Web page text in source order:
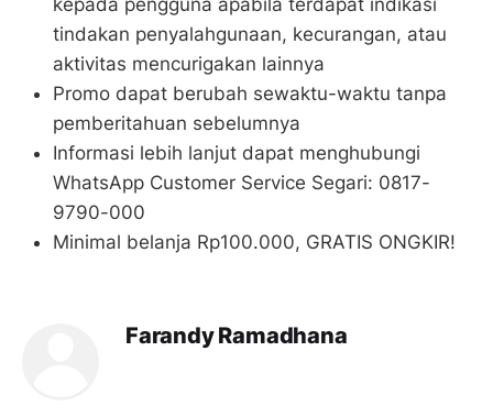
kepada pengguna apabila terdapat indikasi
tindakan penyalahgunaan, kecurangan, atau
aktivitas mencurigakan lainnya
Promo dapat berubah sewaktu-waktu tanpa
pemberitahuan sebelumnya
Informasi lebih lanjut dapat menghubungi
WhatsApp Customer Service Segari: 0817-
9790-000
Minimal belanja Rp100.000, GRATIS ONGKIR!
Farandy Ramadhana